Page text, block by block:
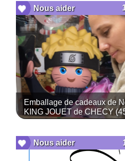
Nous aider
Emballage de cadeaux de
KING JOUET de CHECY
Nous aider